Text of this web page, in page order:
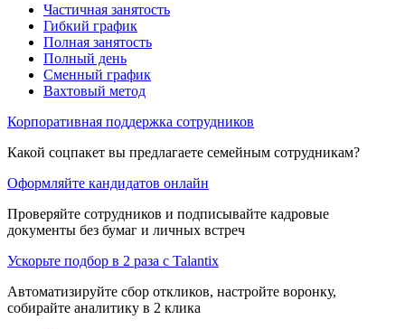
Частичная занятость
Гибкий график
Полная занятость
Полный день
Сменный график
Вахтовый метод
Корпоративная поддержка сотрудников
Какой соцпакет вы предлагаете семейным сотрудникам?
Оформляйте кандидатов онлайн
Проверяйте сотрудников и подписывайте кадровые
документы без бумаг и личных встреч
Ускорьте подбор в 2 раза с Talantix
Автоматизируйте сбор откликов, настройте воронку,
собирайте аналитику в 2 клика